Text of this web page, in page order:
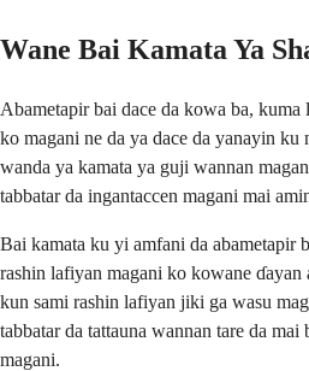
Wane Bai Kamata Ya
Abametapir bai dace da kowa ba,
ko magani ne da ya dace da yanayin ku
wanda ya kamata ya guji wannan
tabbatar da ingantaccen magani mai
Bai kamata ku yi amfani da abametapir
rashin lafiyan magani ko kowane
kun sami rashin lafiyan jiki ga wasu
tabbatar da tattauna wannan tare da
magani.